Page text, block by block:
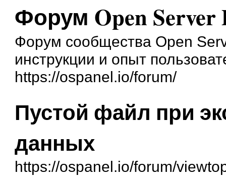
Форум Open Server
Форум сообщества Open
инструкции и опыт
https://ospanel.io/forum/
Пустой файл при
данных
https://ospanel.io/forum/